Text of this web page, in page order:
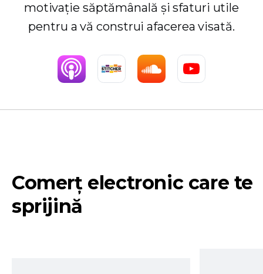
motivație săptămânală și sfaturi utile
pentru a vă construi afacerea visată.
Comerț electronic care te
sprijină